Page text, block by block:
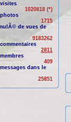
1020818 (*)
1715
de vues de
9183262
2811
409
dans le
25851